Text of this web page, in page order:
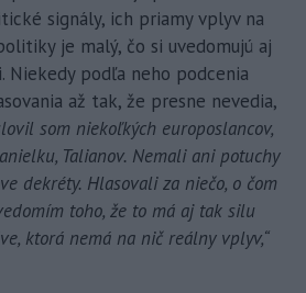
signály, ich priamy vplyv na
je malý, čo si uvedomujú aj
Niekedy podľa neho podcenia
až tak, že presne nevedia,
som niekoľkých europoslancov,
Talianov. Nemali ani potuchy
dekréty. Hlasovali za niečo, o čom
toho, že to má aj tak silu
ktorá nemá na nič reálny vplyv,“